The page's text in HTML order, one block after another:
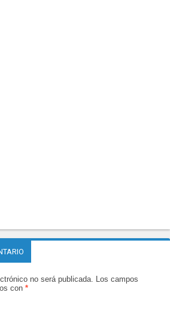
no será publicada.
Los campos
con *